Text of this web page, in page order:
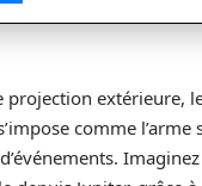
projection extérieure,
comme l’arme